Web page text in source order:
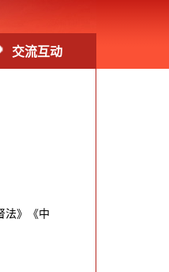
交流互动
法》《中